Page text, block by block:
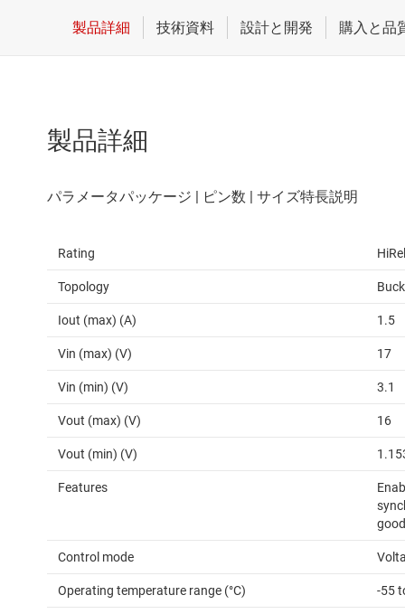
製品詳細
Rating
Topology Buck
Iout (max) (A) 1.5
Vin (max) (V) 17
Vin (min) (V) 3.1
Vout (max) (V) 16
Vout (min) (V)
Features
Control mode
Operating temperature range (°C) -55